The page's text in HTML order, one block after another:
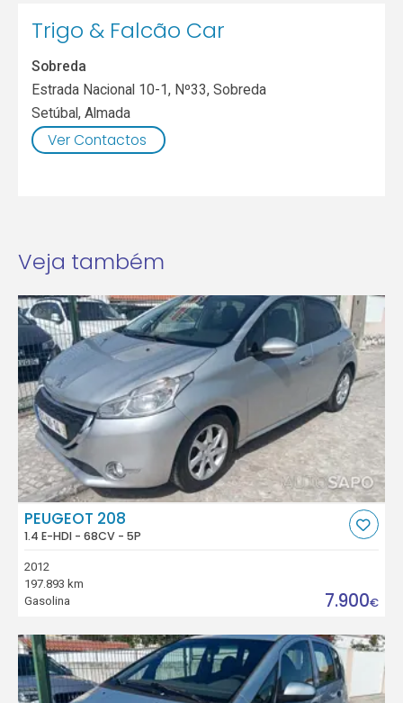
Trigo & Falcão Car
Sobreda
Estrada Nacional 10-1, Nº33, Sobreda
Setúbal,Almada
Ver Contactos
Veja também
PEUGEOT 208
1.4 E-HDI - 68CV - 5P
2012
197.893 km
Gasolina
7.900€